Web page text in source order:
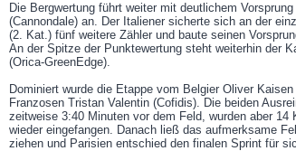
Die Bergwertung führt weiter mit deutlichem
(Cannondale) an. Der Italiener sicherte sich an der
(2. Kat.) fünf weitere Zähler und baute seinen
An der Spitze der Punktewertung steht weiterhin der
(Orica-GreenEdge).
Dominiert wurde die Etappe vom Belgier Oliver
Franzosen Tristan Valentin (Cofidis). Die beiden
zeitweise 3:40 Minuten vor dem Feld, wurden aber 14
wieder eingefangen. Danach ließ das aufmerksame
ziehen und Parisien entschied den finalen Sprint für